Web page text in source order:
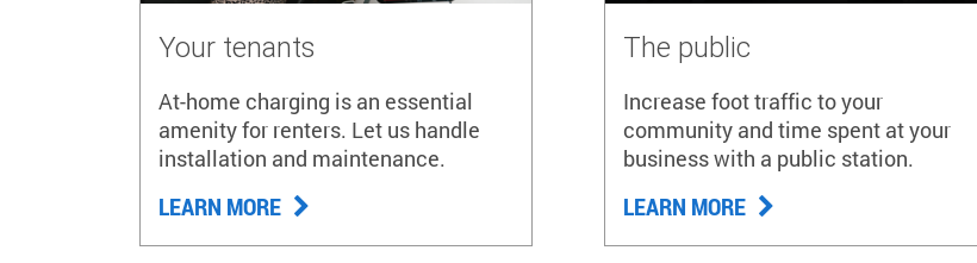
Your tenants
At-home charging is an essential
amenity for renters. Let us handle
installation and maintenance.
LEARN MORE
The public
Increase foot traffic to your
community and time spent at your
business with a public station.
LEARN MORE